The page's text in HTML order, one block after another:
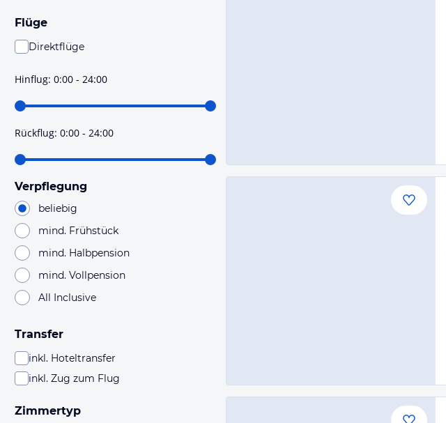
Flüge
Direktflüge
hoher Wahrscheinlichkeit Direktflüge sind. Bitte
prüfe vor der Buchung noch einmal die Flugdetails.
Hinflug: 0:00 - 24:00
Rückflug: 0:00 - 24:00
Verpflegung
beliebig
mind. Frühstück
mind. Halbpension
mind. Vollpension
All Inclusive
Transfer
inkl. Hoteltransfer
inkl. Zug zum Flug
Zimmertyp